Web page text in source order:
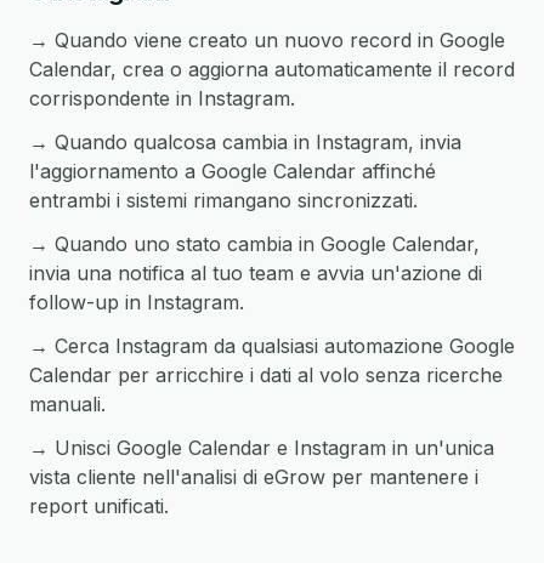
→ Quando viene creato un nuovo record in Google
Calendar, crea o aggiorna automaticamente il record
corrispondente in Instagram.
→ Quando qualcosa cambia in Instagram, invia
l'aggiornamento a Google Calendar affinché
entrambi i sistemi rimangano sincronizzati.
→ Quando uno stato cambia in Google Calendar,
invia una notifica al tuo team e avvia un'azione di
follow-up in Instagram.
→ Cerca Instagram da qualsiasi automazione Google
Calendar per arricchire i dati al volo senza ricerche
manuali.
→ Unisci Google Calendar e Instagram in un'unica
vista cliente nell'analisi di eGrow per mantenere i
report unificati.